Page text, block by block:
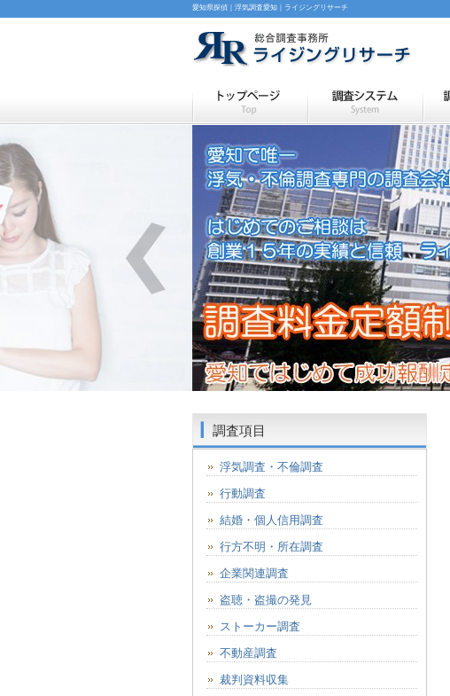
愛知県探偵｜浮気調査愛知｜ライジングリサーチ
調査項目
浮気調査・不倫調査
行動調査
結婚・個人信用調査
行方不明・所在調査
企業関連調査
盗聴・盗撮の発見
ストーカー調査
不動産調査
裁判資料収集